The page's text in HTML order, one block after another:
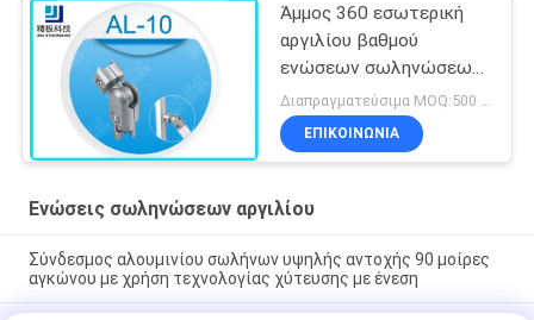
Άμμος 360 εσωτερική
αργιλίου βαθμού
ενώσεων σωληνώσεων
που ανατινάζει την
ελεύθερη περιστροφή
Al-10
ΕΠΙΚΟΙΝΩΝΊΑ
Ενώσεις σωληνώσεων αργιλίου
Σύνδεσμος αλουμινίου σωλήνων υψηλής αντοχής 90 μοίρες
αγκώνου με χρήση τεχνολογίας χύτευσης με ένεση